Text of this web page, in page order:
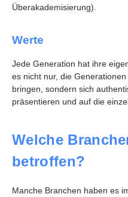
Überakademisierung).
Werte
Jede Generation hat ihre
es nicht nur, die
bringen, sondern sich
präsentieren und auf die
Welche
betroffen?
Manche Branchen haben es